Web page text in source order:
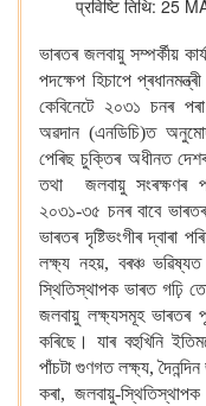
प्रविष्टि तिथि:
ভাৰতৰ জলবায়ু সম্পৰ্কীয়
পদক্ষেপ হিচাপে
কেবিনেটে ২০৩১ চনৰ পৰা
অৱদান (এনডিচি)ত
পেৰিছ চুক্তিৰ অধীনত
তথা জলবায়ু সংৰক্ষণৰ
২০৩১-৩৫ চনৰ বাবে ভাৰতৰ
ভাৰতৰ দৃষ্টিভংগীৰ দ্বাৰা
লক্ষ্য নহয়, বৰঞ্চ
স্থিতিস্থাপক ভাৰত গঢ়ি
জলবায়ু লক্ষ্যসমূহ ভাৰতৰ
কৰিছে। যাৰ বহুখিনি
পাঁচটা গুণগত লক্ষ্য,
কৰা, জলবায়ু-